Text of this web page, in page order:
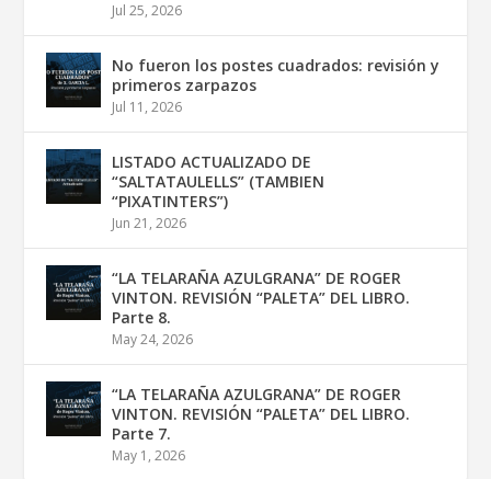
Jul 25, 2026
No fueron los postes cuadrados: revisión y
primeros zarpazos
Jul 11, 2026
LISTADO ACTUALIZADO DE
“SALTATAULELLS” (TAMBIEN
“PIXATINTERS”)
Jun 21, 2026
“LA TELARAÑA AZULGRANA” DE ROGER
VINTON. REVISIÓN “PALETA” DEL LIBRO.
Parte 8.
May 24, 2026
“LA TELARAÑA AZULGRANA” DE ROGER
VINTON. REVISIÓN “PALETA” DEL LIBRO.
Parte 7.
May 1, 2026